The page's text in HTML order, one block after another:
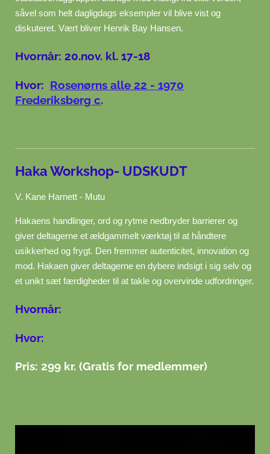
såvel som helt dagligdags eksempler vil blive vist og
diskuteret. Vært bliver Henrik Bay Hansen.
Hvornår: 20.nov. kl. 17-18
Hvor: Rosenørns alle 22 - 1970
Frederiksberg c.
Haka Workshop- UDSKUDT
V. Kane Harnett - Mutu
Hakaens handlinger, ord og rytme nedbryder barrierer og
giver deltagerne et ældgammelt værktøj til at håndtere
usikkerhed og frygt. Den fremmer autenticitet, innovation og
mod. Hakaen giver deltagerne en dybere indsigt i sig selv og
et unikt sæt færdigheder til at takle og overvinde udfordringer.
Hvornår:
Hvor:
Pris: 299 kr. (Gratis for medlemmer)